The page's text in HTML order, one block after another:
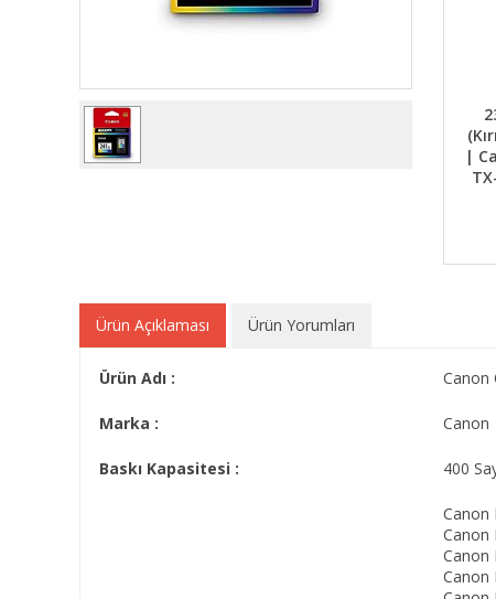
|
Ürün Açıklaması Ürün Yorumları
Ürün Adı : Canon
Marka : Canon
Baskı Kapasitesi : 400
Canon
Canon
Canon
Canon